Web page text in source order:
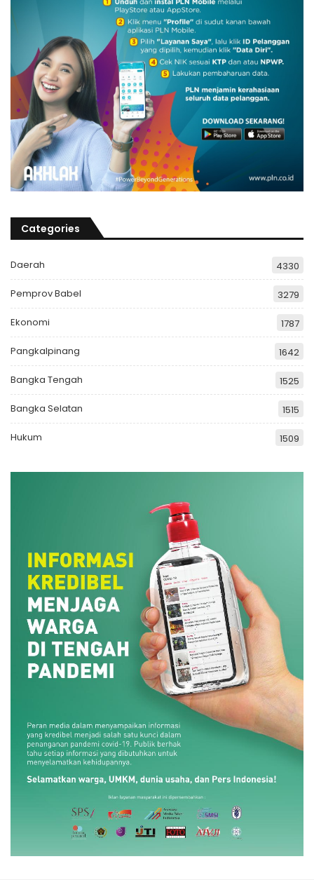
Categories
Daerah 4330
Pemprov Babel 3279
Ekonomi 1787
Pangkalpinang 1642
Bangka Tengah 1525
Bangka Selatan 1515
Hukum 1509